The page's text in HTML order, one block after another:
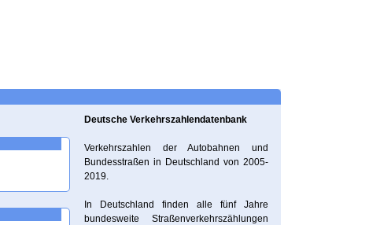
Deutsche Verkehrszahlendatenbank
Verkehrszahlen der Autobahnen und
Bundesstraßen in Deutschland von 2005-
2019.
In Deutschland finden alle fünf Jahre
bundesweite Straßenverkehrszählungen